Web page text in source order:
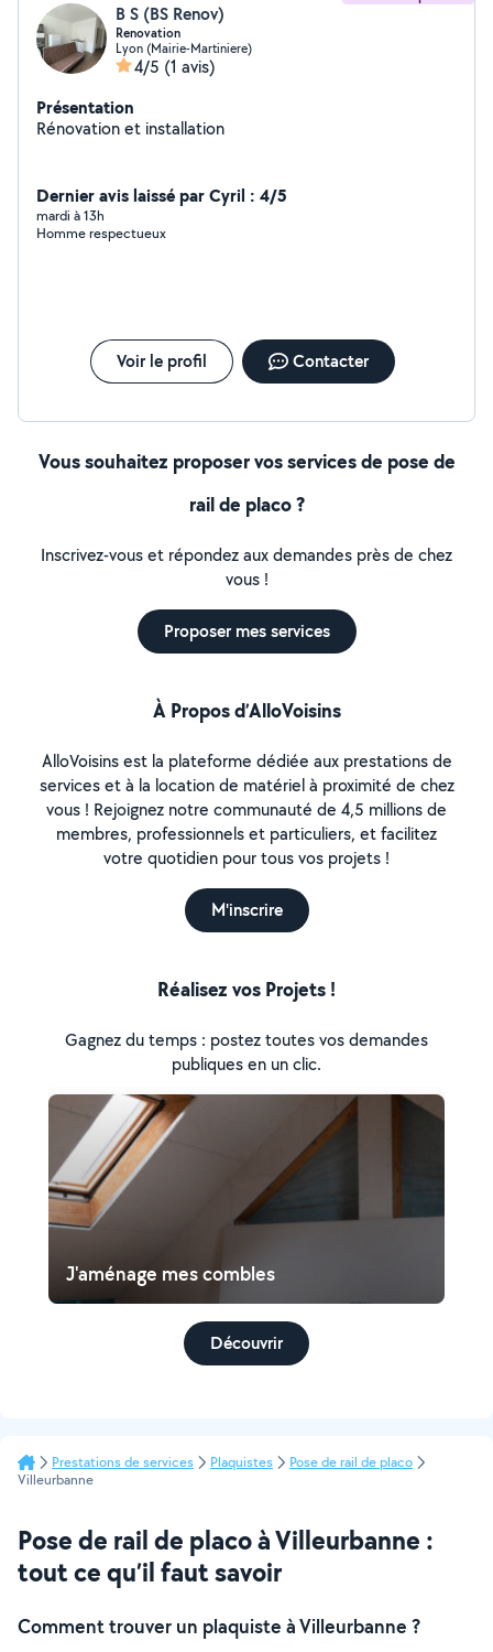
B S (BS Renov)
Renovation
Lyon (Mairie-Martiniere)
4/5 (1 avis)
Présentation
Rénovation et installation
Dernier avis laissé par Cyril : 4/5
mardi à 13h
Homme respectueux
Voir le profil Contacter
Vous souhaitez proposer vos services de pose de
rail de placo ?
Inscrivez-vous et répondez aux demandes près de chez
vous !
Proposer mes services
À Propos d’AlloVoisins
AlloVoisins est la plateforme dédiée aux prestations de
services et à la location de matériel à proximité de chez
vous ! Rejoignez notre communauté de 4,5 millions de
membres, professionnels et particuliers, et facilitez
votre quotidien pour tous vos projets !
M'inscrire
Réalisez vos Projets !
Gagnez du temps : postez toutes vos demandes
publiques en un clic.
J'aménage mes combles
Découvrir
Prestations de services Plaquistes
Pose de rail de placo
Villeurbanne
Pose de rail de placo à Villeurbanne :
tout ce qu’il faut savoir
Comment trouver un plaquiste à Villeurbanne ?